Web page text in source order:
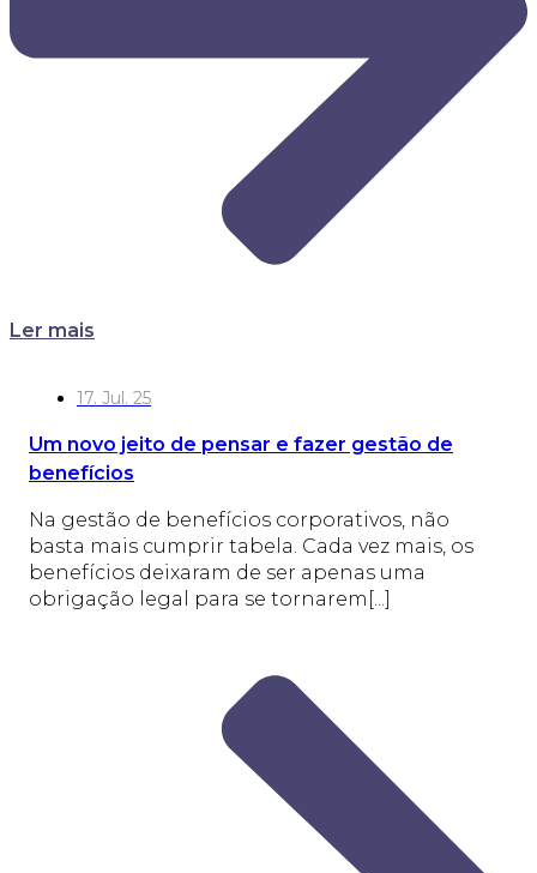
Ler mais
17. Jul. 25
Um novo jeito de pensar e fazer gestão de
benefícios
Na gestão de benefícios corporativos, não
basta mais cumprir tabela. Cada vez mais, os
benefícios deixaram de ser apenas uma
obrigação legal para se tornarem[...]